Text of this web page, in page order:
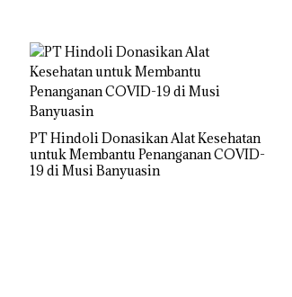
PT Hindoli Donasikan Alat Kesehatan
untuk Membantu Penanganan COVID-
19 di Musi Banyuasin